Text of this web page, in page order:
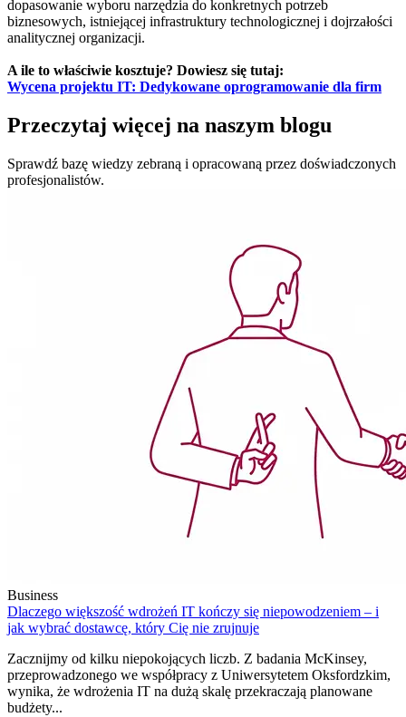
dopasowanie wyboru narzędzia do konkretnych potrzeb
biznesowych, istniejącej infrastruktury technologicznej i dojrzałości
analitycznej organizacji.
A ile to właściwie kosztuje? Dowiesz się tutaj:
Wycena projektu IT: Dedykowane oprogramowanie dla firm
Przeczytaj więcej na naszym blogu
Sprawdź bazę wiedzy zebraną i opracowaną przez doświadczonych
profesjonalistów.
Business
Dlaczego większość wdrożeń IT kończy się niepowodzeniem – i
jak wybrać dostawcę, który Cię nie zrujnuje
Zacznijmy od kilku niepokojących liczb. Z badania McKinsey,
przeprowadzonego we współpracy z Uniwersytetem Oksfordzkim,
wynika, że wdrożenia IT na dużą skalę przekraczają planowane
budżety...